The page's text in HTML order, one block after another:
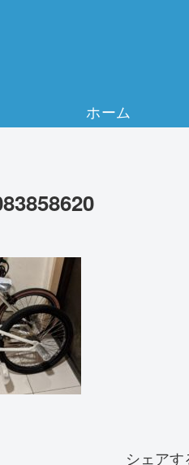
ホーム
シェアす